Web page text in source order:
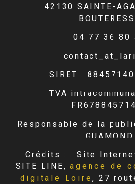
42130 SAINTE-
04 77 36 80
SIRET :
TVA
Responsable de la
GUAMOND
Crédits : . Site
SITE LINE, agence de
digitale Loire , 27